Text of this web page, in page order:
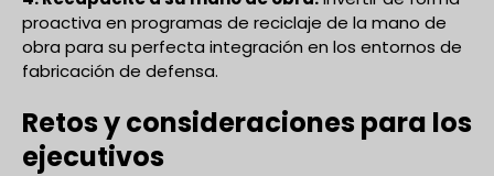
proactiva en programas de reciclaje de la mano de
obra para su perfecta integración en los entornos de
fabricación de defensa.
Retos y consideraciones para los
ejecutivos